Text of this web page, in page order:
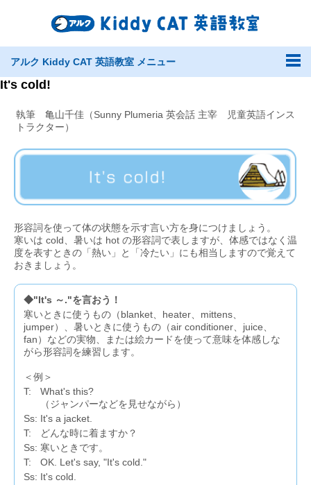
アルク Kiddy CAT 英語教室 メニュー
It's cold!
執筆 亀山千佳（Sunny Plumeria 英会話 主宰 児童英語インス
トラクター）
形容詞を使って体の状態を示す言い方を身につけましょう。
寒いは cold、暑いは hot の形容詞で表しますが、体感ではなく温
度を表すときの「熱い」と「冷たい」にも相当しますので覚えて
おきましょう。
◆"It's ～."を言おう！
寒いときに使うもの（blanket、heater、mittens、
jumper）、暑いときに使うもの（air conditioner、juice、
fan）などの実物、または絵カードを使って意味を体感しな
がら形容詞を練習します。
＜例＞
T:
What's this?
（ジャンパーなどを見せながら）
Ss: It's a jacket.
T:
どんな時に着ますか？
Ss: 寒いときです。
T:
OK. Let's say, "It's cold."
Ss: It's cold.